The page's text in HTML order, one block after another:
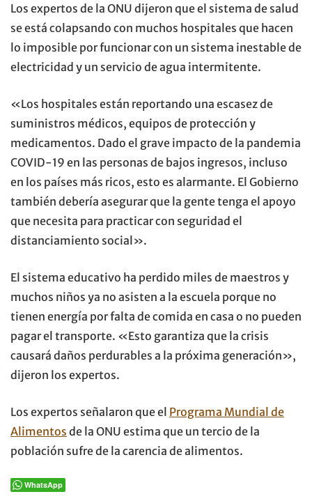
Los expertos de la ONU dijeron que el sistema de salud
se está colapsando con muchos hospitales que hacen
lo imposible por funcionar con un sistema inestable de
electricidad y un servicio de agua intermitente.
«Los hospitales están reportando una escasez de
suministros médicos, equipos de protección y
medicamentos. Dado el grave impacto de la pandemia
COVID-19 en las personas de bajos ingresos, incluso
en los países más ricos, esto es alarmante. El Gobierno
también debería asegurar que la gente tenga el apoyo
que necesita para practicar con seguridad el
distanciamiento social».
El sistema educativo ha perdido miles de maestros y
muchos niños ya no asisten a la escuela porque no
tienen energía por falta de comida en casa o no pueden
pagar el transporte. «Esto garantiza que la crisis
causará daños perdurables a la próxima generación»,
dijeron los expertos.
Los expertos señalaron que el Programa Mundial de
Alimentos de la ONU estima que un tercio de la
población sufre de la carencia de alimentos.
WhatsApp